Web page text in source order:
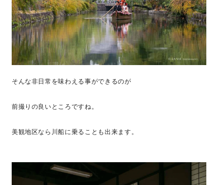
そんな非日常を味わえる事ができるのが
前撮りの良いところですね。
美観地区なら川船に乗ることも出来ます。